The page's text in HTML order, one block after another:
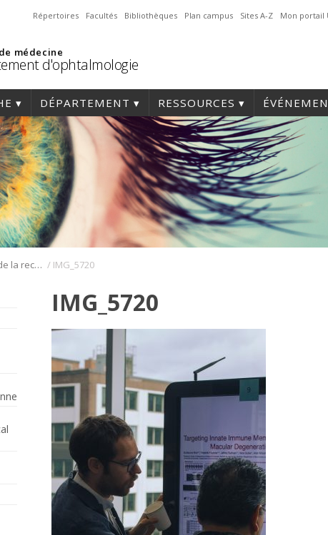
Répertoires Facultés Bibliothèques Plan campus Sites A-Z Mon portail
médecine
d'ophtalmologie
DÉPARTEMENT RESSOURCES
Journée annuelle de la recherche en ophtalmologie de l’Université de Montréal / IMG_5720
IMG_5720